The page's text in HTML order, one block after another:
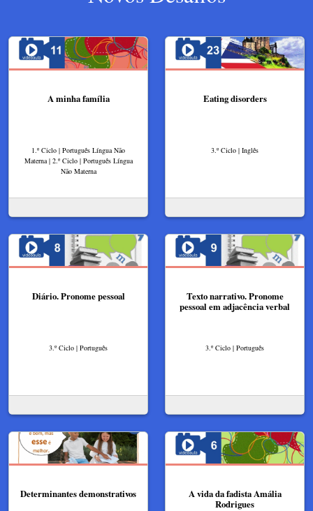
A minha família
1.º Ciclo | Português Língua Não
Materna | 2.º Ciclo | Português Língua
Não Materna
Eating disorders
3.º Ciclo | Inglês
Diário. Pronome pessoal
3.º Ciclo | Português
Texto narrativo. Pronome
pessoal em adjacência verbal
3.º Ciclo | Português
Determinantes demonstrativos
A vida da fadista Amália
Rodrigues